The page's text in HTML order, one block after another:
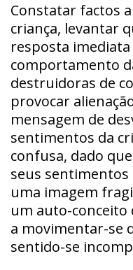
Constatar factos
criança, levantar
resposta
comportamento
destruidoras de
provocar
mensagem de
sentimentos da
confusa, dado
seus
uma imagem
um auto-conceito
a movimentar-se
sentido-se